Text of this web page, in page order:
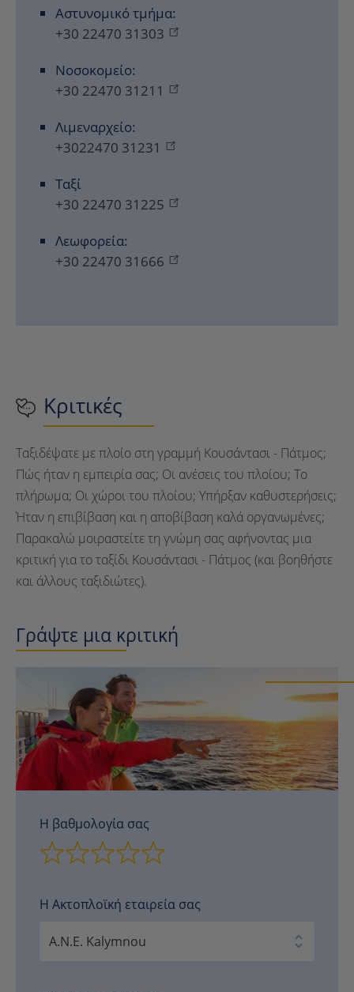
Αστυνομικό τμήμα:
+30 22470 31303
Νοσοκομείο:
+30 22470 31211
Λιμεναρχείο:
+3022470 31231
Ταξί
+30 22470 31225
Λεωφορεία:
+30 22470 31666
Κριτικές
Ταξιδέψατε με πλοίο στη γραμμή Κουσάντασι - Πάτμος;
Πώς ήταν η εμπειρία σας; Οι ανέσεις του πλοίου; Το
πλήρωμα; Οι χώροι του πλοίου; Υπήρξαν καθυστερήσεις;
Ήταν η επιβίβαση και η αποβίβαση καλά οργανωμένες;
Παρακαλώ μοιραστείτε τη γνώμη σας αφήνοντας μια
κριτική για το ταξίδι Κουσάντασι - Πάτμος (και βοηθήστε
και άλλους ταξιδιώτες).
Γράψτε μια κριτική
Η βαθμολογία σας
Η Ακτοπλοϊκή εταιρεία σας